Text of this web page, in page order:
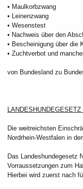
• Maulkorbzwang
• Leinenzwang
• Wesenstest
• Nachweis über den
• Bescheinigung über die
• Zuchtverbot und
von Bundesland zu
Die weitreichsten
Nordrhein-Westfalen in
Das Landeshundegesetz
Vorraussetzungen zum
Hierbei wird zuerst nach